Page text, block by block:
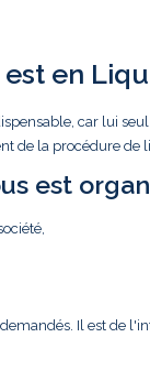
en
car lui
de la procédure de
est
Il est de